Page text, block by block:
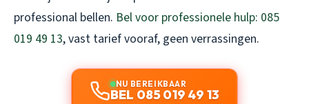
professional bellen. Bel voor professionele hulp: 085
019 49 13, vast tarief vooraf, geen verrassingen.
NU BEREIKBAAR
BEL 085 019 49 13